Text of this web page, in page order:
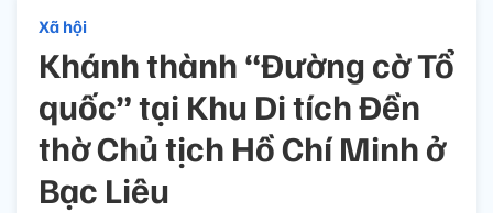
Xã hội
Khánh thành “Đường cờ Tổ
quốc” tại Khu Di tích Đền
thờ Chủ tịch Hồ Chí Minh ở
Bạc Liêu